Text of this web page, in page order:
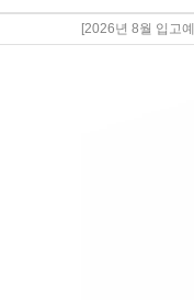
[2026년 8월 입고